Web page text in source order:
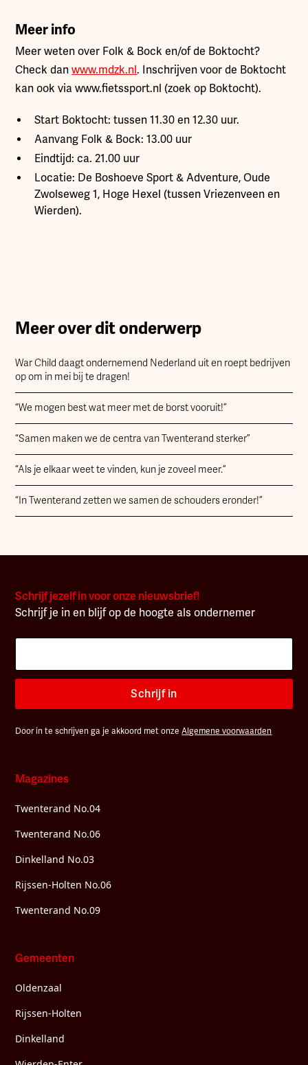
Meer info
Meer weten over Folk & Bock en/of de Boktocht?
Check danwww.mdzk.nl. Inschrijven voor de Boktocht
kan ook via www.fietssport.nl (zoek op Boktocht).
Start Boktocht: tussen 11.30 en 12.30 uur.
Aanvang Folk & Bock: 13.00 uur
Eindtijd: ca. 21.00 uur
Locatie: De Boshoeve Sport & Adventure, Oude
Zwolseweg 1, Hoge Hexel (tussen Vriezenveen en
Wierden).
Meer over dit onderwerp
War Child daagt ondernemend Nederland uit en roept bedrijven
op om in mei bij te dragen!
“We mogen best wat meer met de borst vooruit!”
“Samen maken we de centra van Twenterand sterker”
“Als je elkaar weet te vinden, kun je zoveel meer.”
“In Twenterand zetten we samen de schouders eronder!”
Schrijf jezelf in voor onze nieuwsbrief!
Schrijf je in en blijf op de hoogte als ondernemer
Schrijf in
Door in te schrijven ga je akkoord met onzeAlgemene voorwaarden
Magazines
Twenterand No.04
Twenterand No.06
Dinkelland No.03
Rijssen-Holten No.06
Twenterand No.09
Gemeenten
Oldenzaal
Rijssen-Holten
Dinkelland